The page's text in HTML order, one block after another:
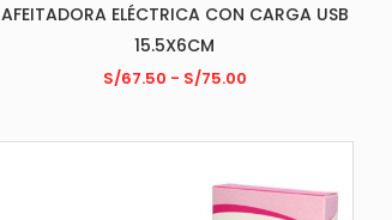
AFEITADORA ELÉCTRICA CON CARGA USB
15.5X6CM
S/67.50 - S/75.00